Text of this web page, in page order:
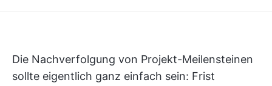
Die Nachverfolgung von Projekt-Meilensteinen
sollte eigentlich ganz einfach sein: Frist